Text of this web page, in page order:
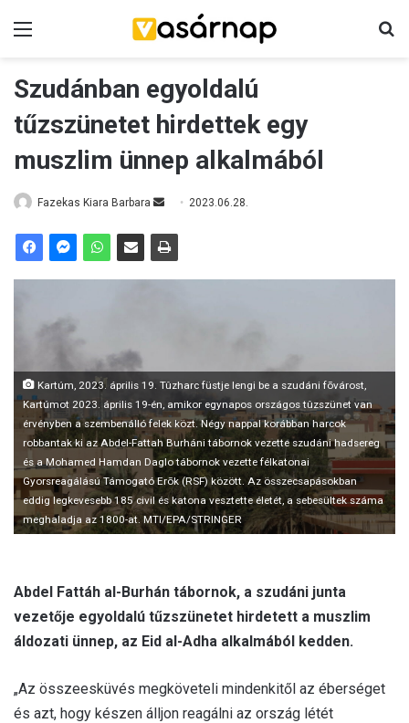
Szudánban egyoldalú
tűzszünetet hirdettek egy
muszlim ünnep alkalmából
Fazekas Kiara Barbara
n
l
2023.06.28.
Kartúm, 2023. április 19. Tûzharc füstje lengi be a szudáni fõvárost,
Kartúmot 2023. április 19-én, amikor egynapos országos tûzszünet van
érvényben a szembenálló felek közt. Négy nappal korábban harcok
robbantak ki az Abdel-Fattah Burháni tábornok vezette szudáni hadsereg
és a Mohamed Hamdan Daglo tábornok vezette félkatonai
Gyorsreagálású Támogató Erõk (RSF) között. Az összecsapásokban
eddig legkevesebb 185 civil és katona vesztette életét, a sebesültek száma
meghaladja az 1800-at. MTI/EPA/STRINGER
Abdel Fattáh al-Burhán tábornok, a szudáni junta
vezetője egyoldalú tűzszünetet hirdetett a muszlim
áldozati ünnep, az Eid al-Adha alkalmából kedden.
„Az összeesküvés megköveteli mindenkitől az éberséget
és azt, hogy készen álljon reagálni az ország létét